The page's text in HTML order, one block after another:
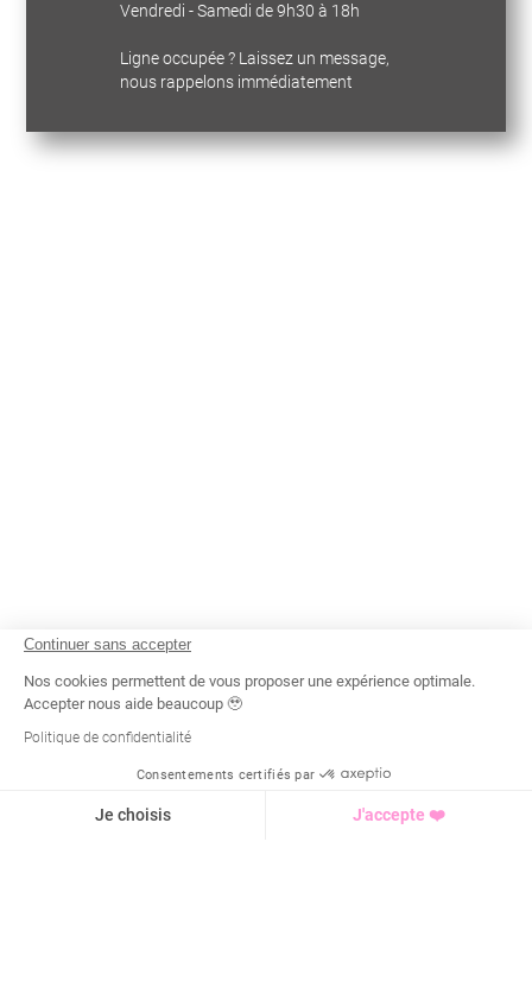
Vendredi - Samedi de 9h30 à 18h
Ligne occupée ? Laissez un message,
nous rappelons immédiatement
Continuer sans accepter
Nos cookies permettent de vous proposer une expérience optimale.
Accepter nous aide beaucoup 🥹
Politique de confidentialité
Consentements certifiés par
Je choisis J'accepte ❤️